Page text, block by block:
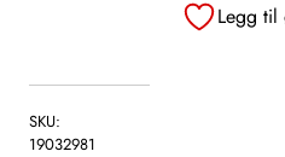
Legg til
SKU:
19032981